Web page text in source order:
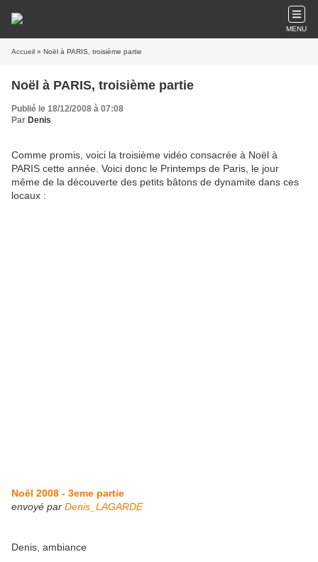
MENU
Accueil » Noël à PARIS, troisième partie
Noël à PARIS, troisième partie
Publié le 18/12/2008 à 07:08
Par Denis
Comme promis, voici la troisième vidéo consacrée à Noël à
PARIS cette année. Voici donc le Printemps de Paris, le jour
même de la découverte des petits bâtons de dynamite dans ces
locaux :
Noël 2008 - 3eme partie
envoyé par Denis_LAGARDE
Denis, ambiance